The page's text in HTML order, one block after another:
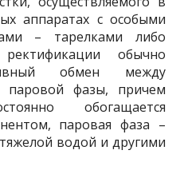
аппаратах с особыми
– тарелками либо
обычно
обмен между
фазы, причем
обогащается
паровая фаза –
водой и другими